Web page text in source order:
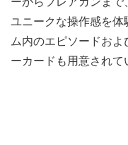
ユニークな操作感を
ム内のエピソードお
ーカードも用意されて